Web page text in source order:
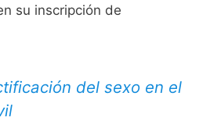
su inscripción de
del sexo en el